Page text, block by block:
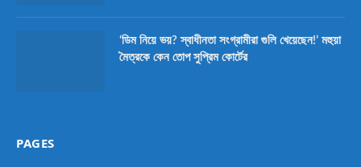
‘ডিম নিয়ে ভয়? স্বাধীনতা সংগ্রামীরা গুলি খেয়েছেন!’ মহুয়া
মৈত্রকে কেন তোপ সুপ্রিম কোর্টের
PAGES